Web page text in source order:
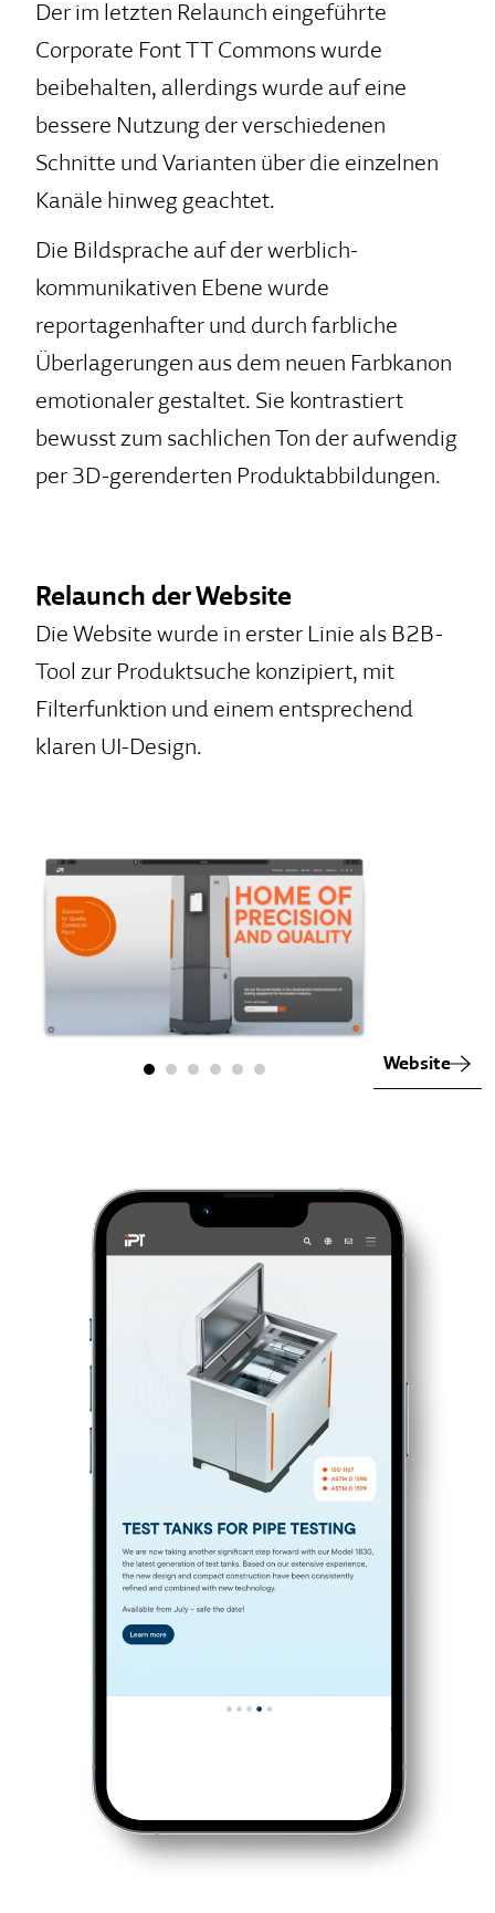
Der im letzten Relaunch eingeführte
Corporate Font TT Commons wurde
beibehalten, allerdings wurde auf eine
bessere Nutzung der verschiedenen
Schnitte und Varianten über die einzelnen
Kanäle hinweg geachtet.
Die Bildsprache auf der werblich-
kommunikativen Ebene wurde
reportagenhafter und durch farbliche
Überlagerungen aus dem neuen Farbkanon
emotionaler gestaltet. Sie kontrastiert
bewusst zum sachlichen Ton der aufwendig
per 3D-gerenderten Produktabbildungen.
Relaunch der Website
Die Website wurde in erster Linie als B2B-
Tool zur Produktsuche konzipiert, mit
Filterfunktion und einem entsprechend
klaren UI-Design.
Website